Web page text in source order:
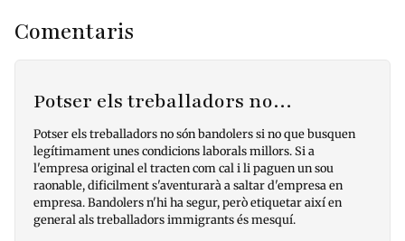
Comentaris
Potser els treballadors no…
Potser els treballadors no són bandolers si no que busquen
legítimament unes condicions laborals millors. Si a
l'empresa original el tracten com cal i li paguen un sou
raonable, dificilment s'aventurarà a saltar d'empresa en
empresa. Bandolers n'hi ha segur, però etiquetar així en
general als treballadors immigrants és mesquí.